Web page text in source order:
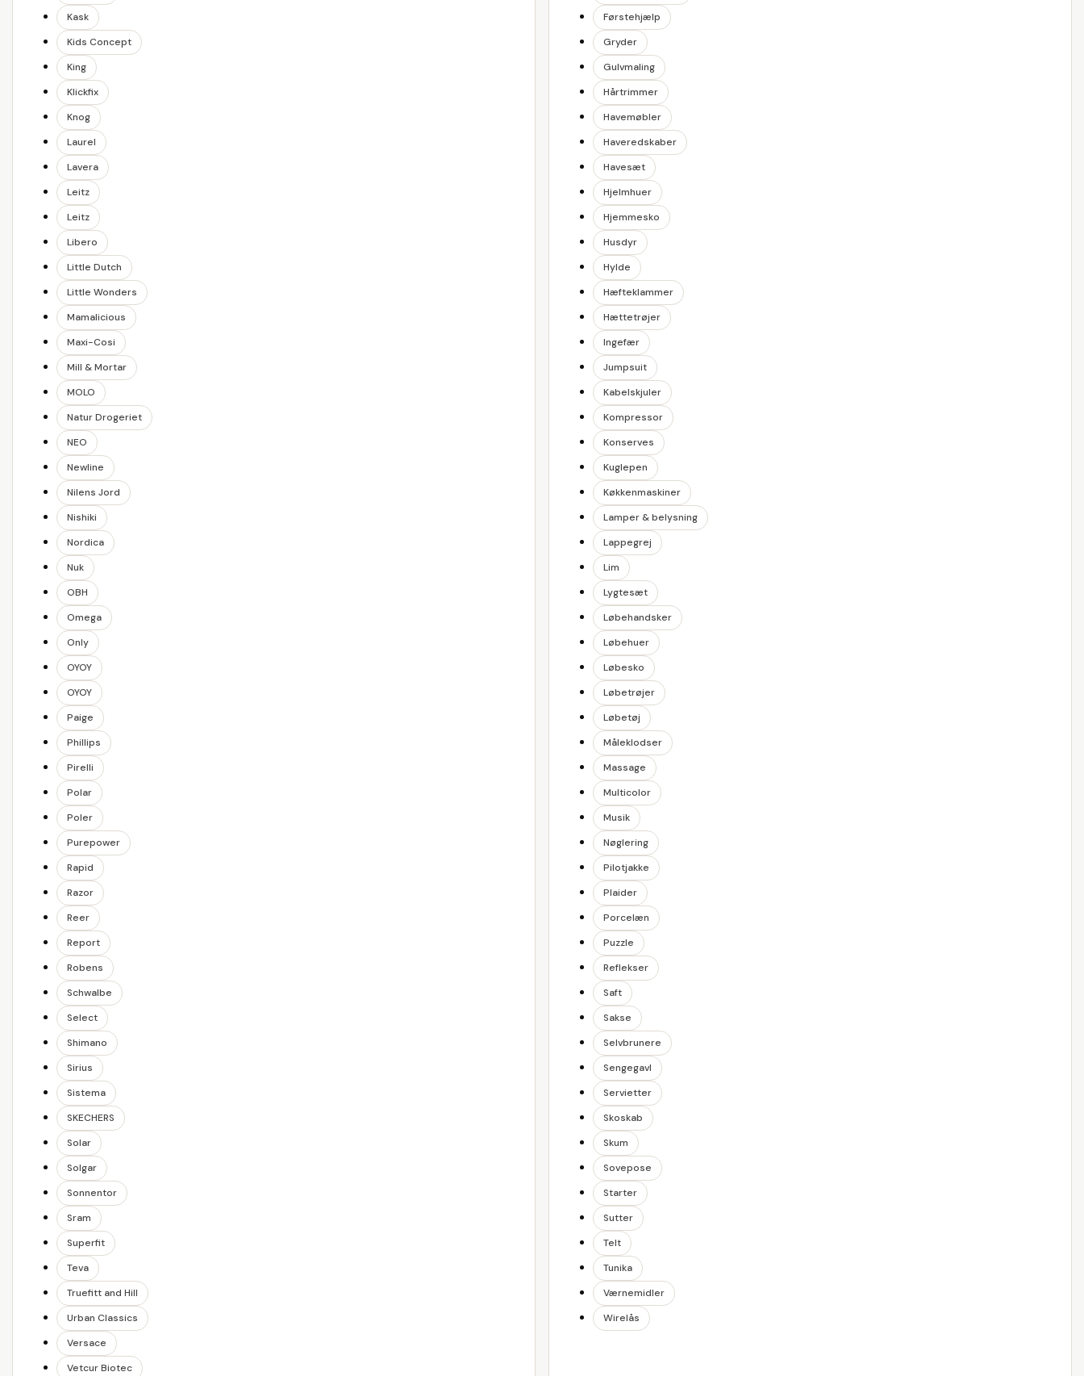
Kask
Kids Concept
King
Klickfix
Knog
Laurel
Lavera
Leitz
Leitz
Libero
Little Dutch
Little Wonders
Mamalicious
Maxi-Cosi
Mill & Mortar
MOLO
Natur Drogeriet
NEO
Newline
Nilens Jord
Nishiki
Nordica
Nuk
OBH
Omega
Only
OYOY
OYOY
Paige
Phillips
Pirelli
Polar
Poler
Purepower
Rapid
Razor
Reer
Report
Robens
Schwalbe
Select
Shimano
Sirius
Sistema
SKECHERS
Solar
Solgar
Sonnentor
Sram
Superfit
Teva
Truefitt and Hill
Urban Classics
Versace
Vetcur Biotec
Førstehjælp
Gryder
Gulvmaling
Hårtrimmer
Havemøbler
Haveredskaber
Havesæt
Hjelmhuer
Hjemmesko
Husdyr
Hylde
Hæfteklammer
Hættetrøjer
Ingefær
Jumpsuit
Kabelskjuler
Kompressor
Konserves
Kuglepen
Køkkenmaskiner
Lamper & belysning
Lappegrej
Lim
Lygtesæt
Løbehandsker
Løbehuer
Løbesko
Løbetrøjer
Løbetøj
Måleklodser
Massage
Multicolor
Musik
Nøglering
Pilotjakke
Plaider
Porcelæn
Puzzle
Reflekser
Saft
Sakse
Selvbrunere
Sengegavl
Servietter
Skoskab
Skum
Sovepose
Starter
Sutter
Telt
Tunika
Værnemidler
Wirelås